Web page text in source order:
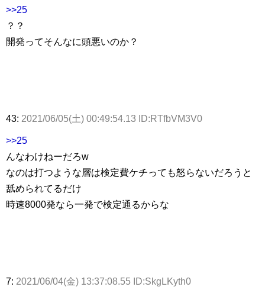
>>25
？？
開発ってそんなに頭悪いのか？
43: 2021/06/05(土) 00:49:54.13 ID:RTfbVM3V0
>>25
んなわけねーだろw
なのは打つような層は検定費ケチっても怒らないだろうと
舐められてるだけ
時速8000発なら一発で検定通るからな
7: 2021/06/04(金) 13:37:08.55 ID:SkgLKyth0